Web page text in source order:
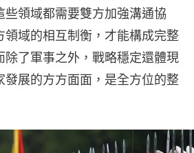
些領域都需要雙方加強溝通協
領域的相互制衡，才能構成完整
除了軍事之外，戰略穩定還體現
發展的方方面面，是全方位的整